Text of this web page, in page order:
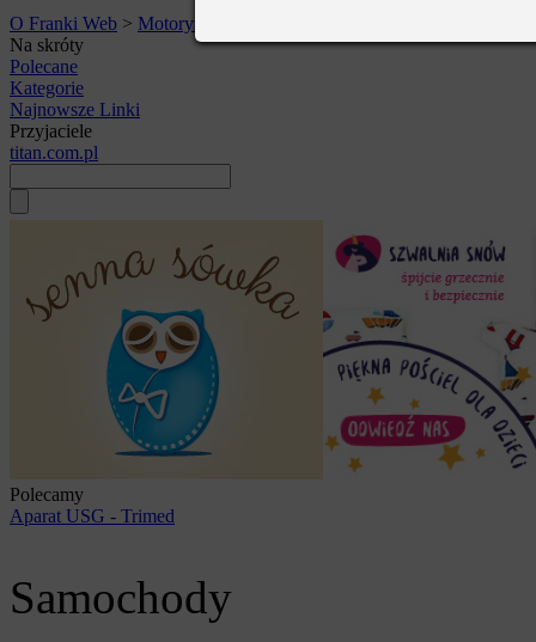
O Franki Web > Motoryzacja
Na skróty
Polecane
Kategorie
Najnowsze Linki
Przyjaciele
titan.com.pl
Polecamy
Aparat USG - Trimed
Samochody